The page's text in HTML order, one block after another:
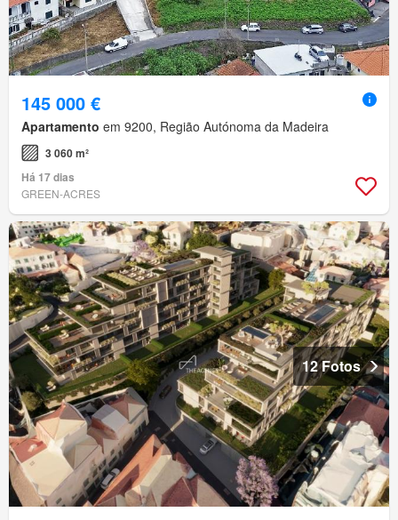
145 000 €
Apartamento em 9200, Região Autónoma da Madeira
3 060 m²
Há 17 dias
GREEN-ACRES
12 Fotos